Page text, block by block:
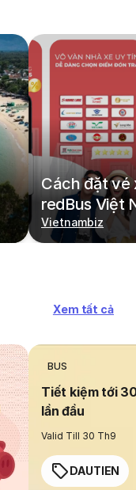
Cách đặt vé
redBus Việt
Vietnambiz
Xem tất cả
BUS
Tiết kiệm tới
lần đầu
Valid Till 30 Th9
DAUTIEN